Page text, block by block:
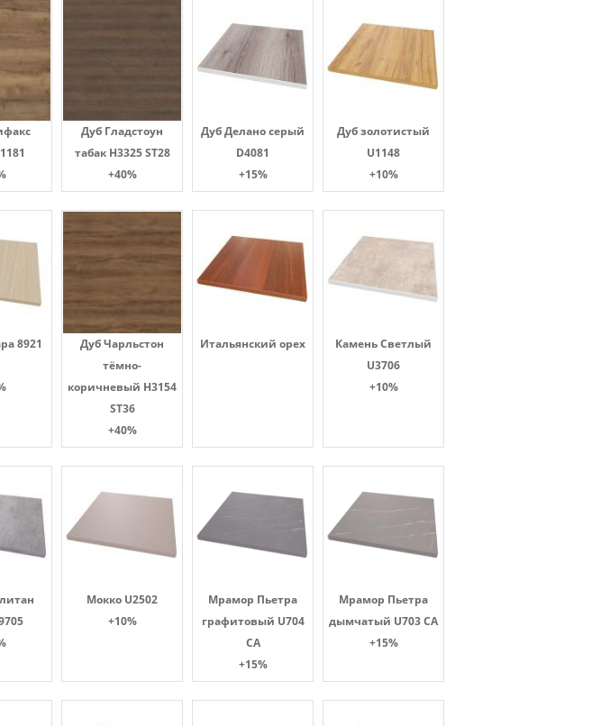
Дуб Гладстоун
табак H3325 ST28
+40%
Дуб Делано серый
D4081
+15%
Дуб золотистый
U1148
+10%
8921
Дуб Чарльстон
тёмно-
коричневый H3154
ST36
+40%
Итальянский орех
Камень Светлый
U3706
+10%
Мокко U2502
+10%
Мрамор Пьетра
графитовый U704
CA
+15%
Мрамор Пьетра
дымчатый U703 CA
+15%